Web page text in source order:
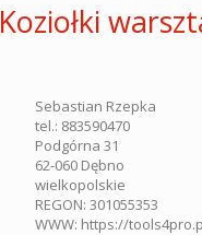
Koziołki
Sebastian Rzepka
tel.: 883590470
Podgórna 31
62-060 Dębno
wielkopolskie
REGON: 301055353
WWW: https://